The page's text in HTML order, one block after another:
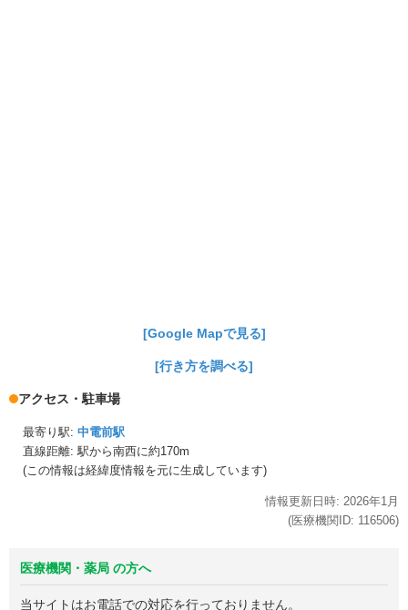
[Google Mapで見る]
[行き方を調べる]
アクセス・駐車場
最寄り駅: 中電前駅
直線距離: 駅から南西に約170m
(この情報は経緯度情報を元に生成しています)
情報更新日時: 2026年1月
(医療機関ID: 116506)
医療機関・薬局 の方へ
当サイトはお電話での対応を行っておりません。